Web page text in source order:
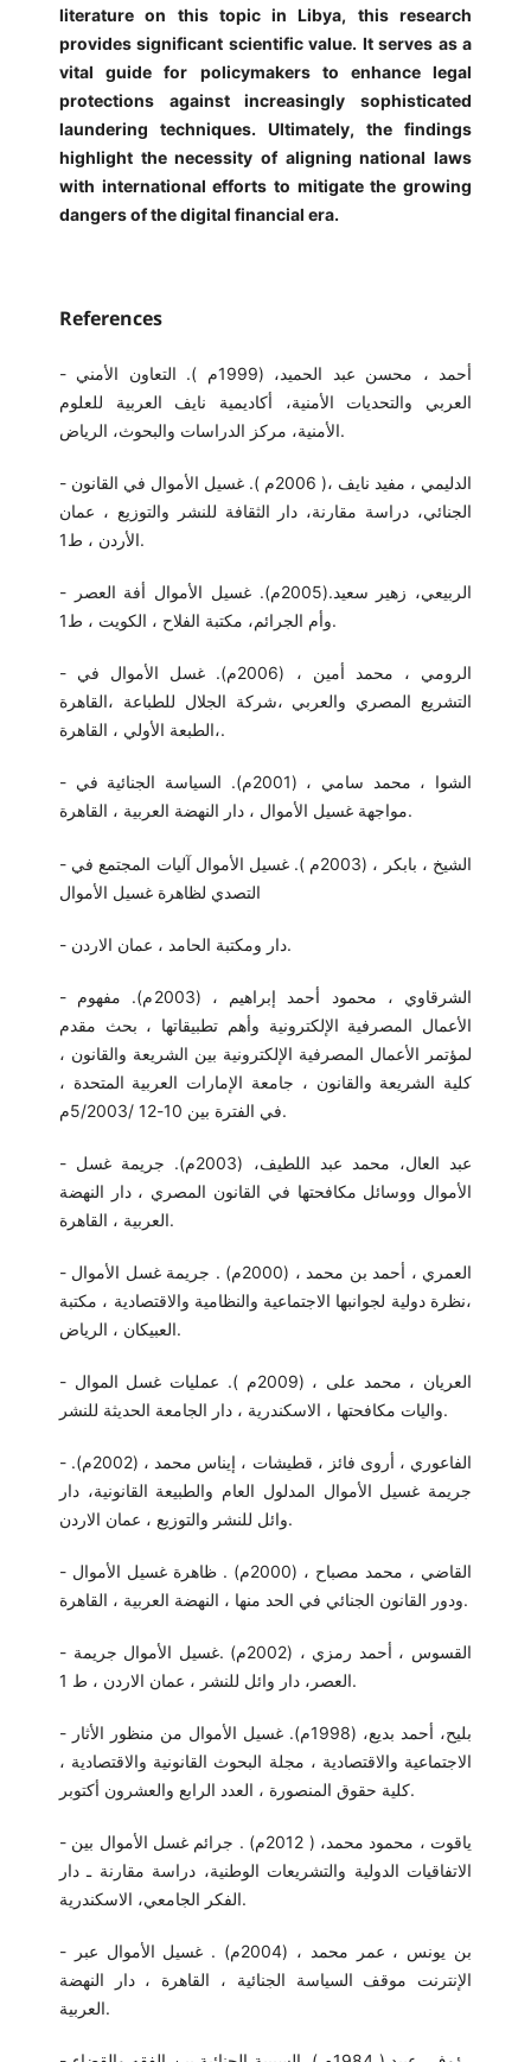
literature on this topic in Libya, this research
provides significant scientific value. It serves as a
vital guide for policymakers to enhance legal
protections against increasingly sophisticated
laundering techniques. Ultimately, the findings
highlight the necessity of aligning national laws
with international efforts to mitigate the growing
dangers of the digital financial era.
References
- أحمد ، محسن عبد الحميد، (1999م ). التعاون الأمني
العربي والتحديات الأمنية، أكاديمية نايف العربية للعلوم
الأمنية، مركز الدراسات والبحوث، الرياض.
- الدليمي ، مفيد نايف ،( 2006م ). غسيل الأموال في القانون
الجنائي، دراسة مقارنة، دار الثقافة للنشر والتوزيع ، عمان
الأردن ، ط1.
- الربيعي، زهير سعيد.(2005م). غسيل الأموال أفة العصر
وأم الجرائم، مكتبة الفلاح ، الكويت ، ط1.
- الرومي ، محمد أمين ، (2006م). غسل الأموال في
التشريع المصري والعربي ،شركة الجلال للطباعة ،القاهرة
،الطبعة الأولي ، القاهرة.
- الشوا ، محمد سامي ، (2001م). السياسة الجنائية في
مواجهة غسيل الأموال ، دار النهضة العربية ، القاهرة.
- الشيخ ، بابكر ، (2003م ). غسيل الأموال آليات المجتمع في
التصدي لظاهرة غسيل الأموال
- دار ومكتبة الحامد ، عمان الاردن.
- الشرقاوي ، محمود أحمد إبراهيم ، (2003م). مفهوم
الأعمال المصرفية الإلكترونية وأهم تطبيقاتها ، بحث مقدم
لمؤتمر الأعمال المصرفية الإلكترونية بين الشريعة والقانون ،
كلية الشريعة والقانون ، جامعة الإمارات العربية المتحدة ،
في الفترة بين 10-12 /5/2003م.
- عبد العال، محمد عبد اللطيف، (2003م). جريمة غسل
الأموال ووسائل مكافحتها في القانون المصري ، دار النهضة
العربية ، القاهرة.
- العمري ، أحمد بن محمد ، (2000م) . جريمة غسل الأموال
،نظرة دولية لجوانبها الاجتماعية والنظامية والاقتصادية ، مكتبة
العبيكان ، الرياض.
- العريان ، محمد على ، (2009م ). عمليات غسل الموال
واليات مكافحتها ، الاسكندرية ، دار الجامعة الحديثة للنشر.
- الفاعوري ، أروى فائز ، قطيشات ، إيناس محمد ، (2002م).
جريمة غسيل الأموال المدلول العام والطبيعة القانونية، دار
وائل للنشر والتوزيع ، عمان الاردن.
- القاضي ، محمد مصباح ، (2000م) . ظاهرة غسيل الأموال
ودور القانون الجنائي في الحد منها ، النهضة العربية ، القاهرة.
- القسوس ، أحمد رمزي ، (2002م) .غسيل الأموال جريمة
العصر، دار وائل للنشر ، عمان الاردن ، ط 1.
- بليح، أحمد بديع، (1998م). غسيل الأموال من منظور الأثار
الاجتماعية والاقتصادية ، مجلة البحوث القانونية والاقتصادية ،
كلية حقوق المنصورة ، العدد الرابع والعشرون أكتوبر.
- ياقوت ، محمود محمد، ( 2012م) . جرائم غسل الأموال بين
الاتفاقيات الدولية والتشريعات الوطنية، دراسة مقارنة ـ دار
الفكر الجامعي، الاسكندرية.
- بن يونس ، عمر محمد ، (2004م) . غسيل الأموال عبر
الإنترنت موقف السياسة الجنائية ، القاهرة ، دار النهضة
العربية.